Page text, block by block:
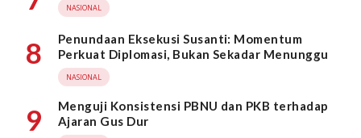
NASIONAL
8
Penundaan Eksekusi Susanti: Momentum
Perkuat Diplomasi, Bukan Sekadar Menunggu
NASIONAL
9
Menguji Konsistensi PBNU dan PKB terhadap
Ajaran Gus Dur